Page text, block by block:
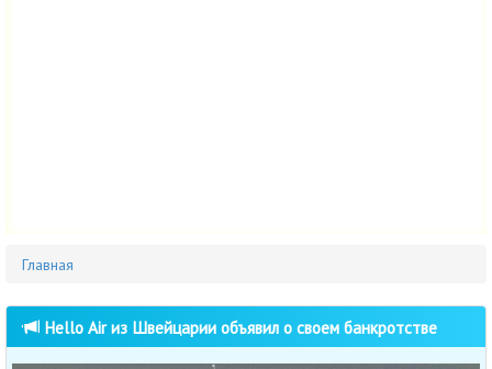
Главная
Hello Air из Швейцарии объявил о своем банкротстве